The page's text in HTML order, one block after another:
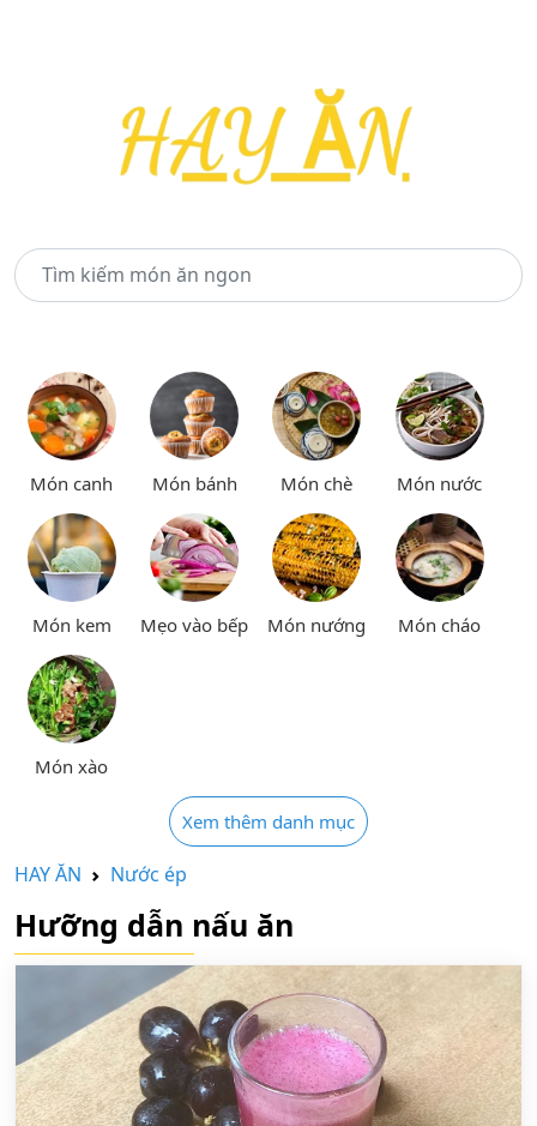
Món canh Món bánh Món chè Món nước
Món kem Mẹo vào bếp Món nướng Món cháo
Món xào
Xem thêm danh mục
HAY ĂN Nước ép
Hưỡng dẫn nấu ăn